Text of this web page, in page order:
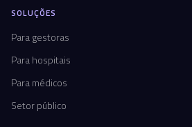
SOLUÇÕES
Para gestoras
Para hospitais
Para médicos
Setor público